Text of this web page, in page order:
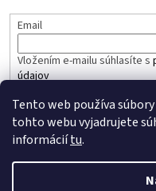
Tento web používa
tohto webu vyjadrujete
informáciítu.
Email
Vložením e-mailu súhlasíte s
údajov
PRIHLÁSIŤ SA